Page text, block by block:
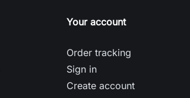
Your account
Order tracking
Sign in
Create account